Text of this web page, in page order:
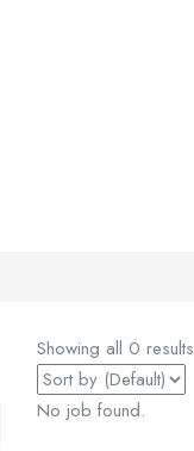
Showing all 0 results
No job found.